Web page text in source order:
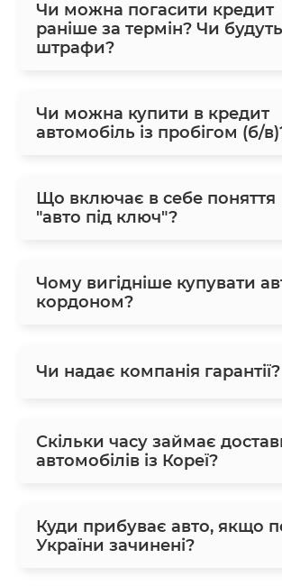
Чи можна погасити кредит
раніше за термін? Чи будуть
штрафи?
Чи можна купити в кредит
автомобіль із пробігом (б/
Що включає в себе поняття
"авто під ключ"?
Чому вигідніше купувати
кордоном?
Чи надає компанія гарантії?
Скільки часу займає
автомобілів із Кореї?
Куди прибуває авто, якщо
України зачинені?